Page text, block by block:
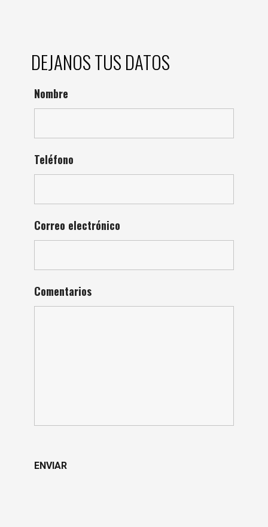
DEJANOS TUS DATOS
Nombre
Teléfono
Correo electrónico
Comentarios